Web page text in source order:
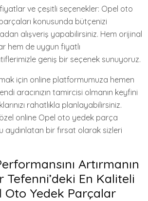
ve çeşitli seçenekler: Opel oto
konusunda bütçenizi
alışveriş yapabilirsiniz. Hem orijinal
hem de uygun fiyatlı
geniş bir seçenek sunuyoruz.
için online platformumuza hemen
aracınızın tamircisi olmanın keyfini
rahatlıkla planlayabilirsiniz.
online Opel oto yedek parça
aydınlatan bir fırsat olarak sizleri
Artırmanın
Tefenni’deki En Kaliteli
Oto Yedek Parçalar